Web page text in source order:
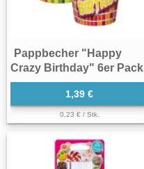
Pappbecher "Happy
Crazy Birthday" 6er Pack
1,39 €
0,23 € / Stk.